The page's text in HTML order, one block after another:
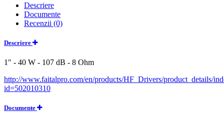
Descriere
Documente
Recenzii (0)
Descriere
1" - 40 W - 107 dB - 8 Ohm
http://www.faitalpro.com/en/products/HF_Drivers/product_details/
id=502010310
Documente